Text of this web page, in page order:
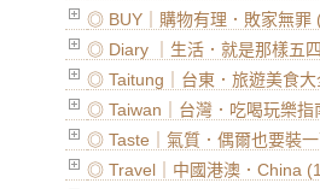
◎ BUY｜購物有理．敗家無罪
◎ Diary ｜生活．就是那樣五
◎ Taitung｜台東．旅遊美食大
◎ Taiwan｜台灣．吃喝玩樂指
◎ Taste｜氣質．偶爾也要裝
◎ Travel｜中國港澳．China